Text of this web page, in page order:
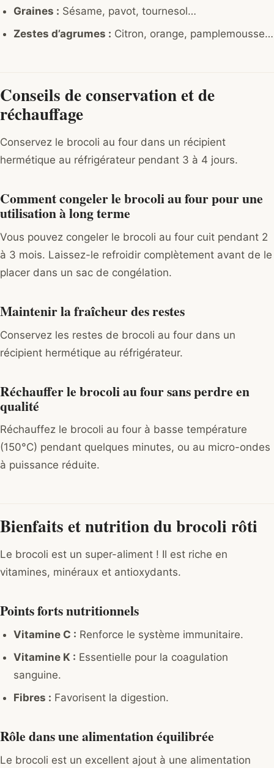
Graines : Sésame, pavot, tournesol…
Zestes d’agrumes : Citron, orange, pamplemousse…
Conseils de conservation et de
réchauffage
Conservez le brocoli au four dans un récipient
hermétique au réfrigérateur pendant 3 à 4 jours.
Comment congeler le brocoli au four pour une
utilisation à long terme
Vous pouvez congeler le brocoli au four cuit pendant 2
à 3 mois. Laissez-le refroidir complètement avant de le
placer dans un sac de congélation.
Maintenir la fraîcheur des restes
Conservez les restes de brocoli au four dans un
récipient hermétique au réfrigérateur.
Réchauffer le brocoli au four sans perdre en
qualité
Réchauffez le brocoli au four à basse température
(150°C) pendant quelques minutes, ou au micro-ondes
à puissance réduite.
Bienfaits et nutrition du brocoli rôti
Le brocoli est un super-aliment ! Il est riche en
vitamines, minéraux et antioxydants.
Points forts nutritionnels
Vitamine C : Renforce le système immunitaire.
Vitamine K : Essentielle pour la coagulation
sanguine.
Fibres : Favorisent la digestion.
Rôle dans une alimentation équilibrée
Le brocoli est un excellent ajout à une alimentation